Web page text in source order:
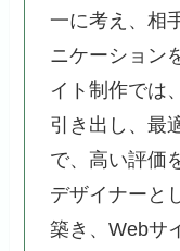
一に考え、相
ニケーション
イト制作では
引き出し、最
で、高い評価
デザイナーと
築き、Webサ